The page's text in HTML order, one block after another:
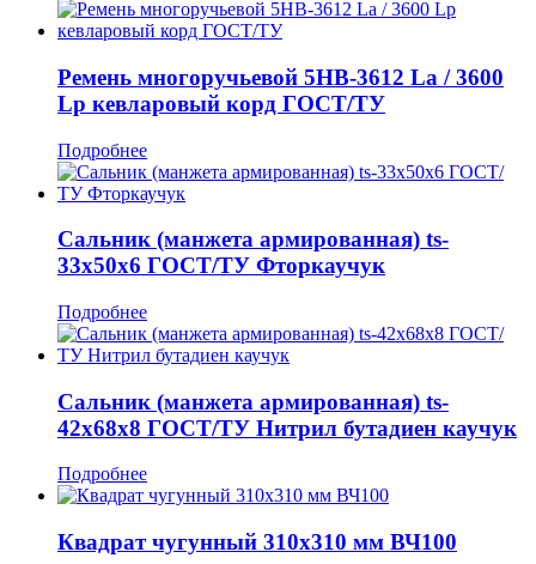
Ремень многоручьевой 5HB-3612 La / 3600
Lp кевларовый корд ГОСТ/ТУ
Подробнее
Сальник (манжета армированная) ts-
33x50x6 ГОСТ/ТУ Фторкаучук
Подробнее
Сальник (манжета армированная) ts-
42x68x8 ГОСТ/ТУ Нитрил бутадиен каучук
Подробнее
Квадрат чугунный 310x310 мм ВЧ100